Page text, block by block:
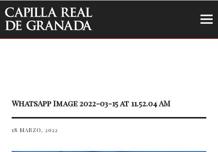
Capilla Real de Granada
WhatsApp Image 2022-03-15 at 11.52.04 AM
18 MARZO, 2022